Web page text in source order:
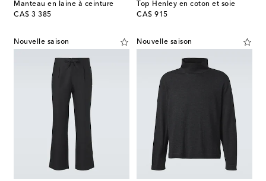
Manteau en laine à ceinture
CA$ 3 385
original price
Top Henley en coton et soie
CA$ 915
original price
Nouvelle saison Nouvelle saison